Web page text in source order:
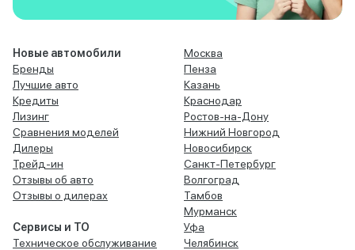
Новые автомобили
Бренды
Лучшие авто
Кредиты
Лизинг
Сравнения моделей
Дилеры
Трейд-ин
Отзывы об авто
Отзывы о дилерах
Сервисы и ТО
Техническое обслуживание
Москва
Пенза
Казань
Краснодар
Ростов-на-Дону
Нижний Новгород
Новосибирск
Санкт-Петербург
Волгоград
Тамбов
Мурманск
Уфа
Челябинск